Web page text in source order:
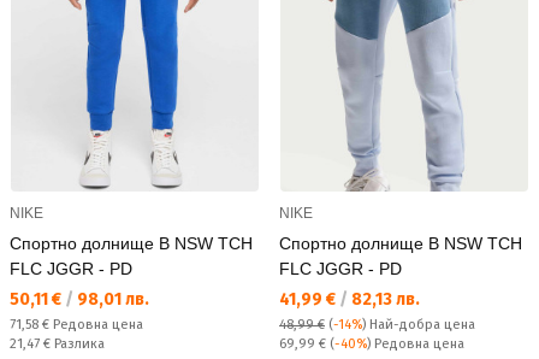
NIKE
Спортно долнище B NSW TCH
FLC JGGR - PD
Текуща цена:
50,11 € / 98,01 лв.
Редовна цена:
71,58 € Редовна цена
Спестявате:
21,47 € Разлика
NIKE
Спортно долнище B NSW TCH
FLC JGGR - PD
Текуща цена:
41,99 € / 82,13 лв.
48,99 € (-14%) Най-добра цена
Редовна цена:
69,99 € (-40%) Редовна цена